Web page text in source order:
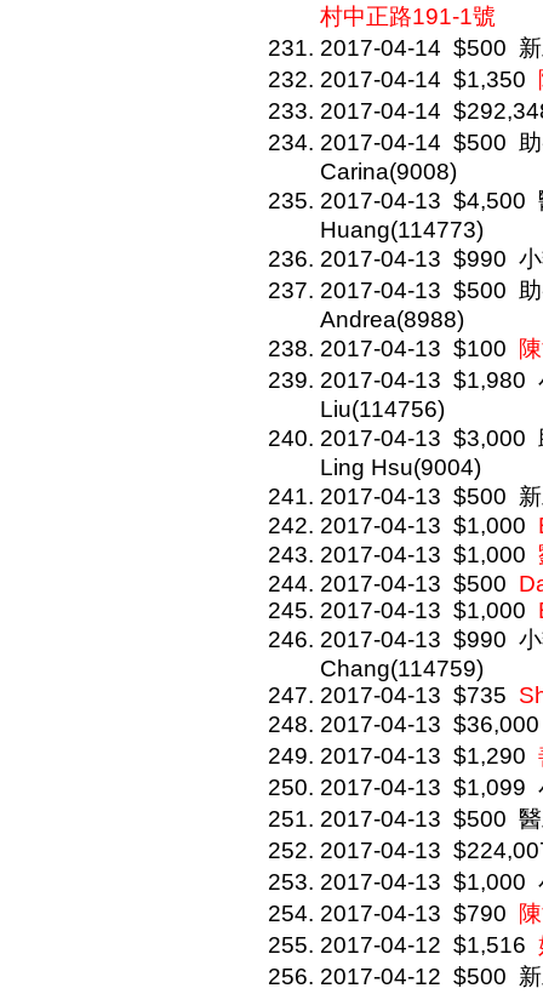
村中正路191-1號
2017-04-14 $500
2017-04-14 $1,350
2017-04-14
2017-04-14 $500
Carina(9008)
2017-04-13 $4,500
Huang(114773)
2017-04-13 $990
2017-04-13 $500
Andrea(8988)
2017-04-13 $100
2017-04-13 $1,980
Liu(114756)
2017-04-13 $3,000
Ling Hsu(9004)
2017-04-13 $500
2017-04-13 $1,000
2017-04-13 $1,000
2017-04-13 $500
2017-04-13 $1,000
2017-04-13 $990
Chang(114759)
2017-04-13 $735
2017-04-13 $36,000
2017-04-13 $1,290
2017-04-13 $1,099
2017-04-13 $500
2017-04-13
2017-04-13 $1,000
2017-04-13 $790
2017-04-12 $1,516
2017-04-12 $500